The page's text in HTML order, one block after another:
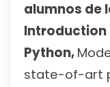
alumnos de
Introduction
Python,
state-of-art